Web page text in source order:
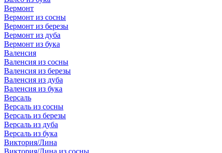
Вермонт
Вермонт из сосны
Вермонт из березы
Вермонт из дуба
Вермонт из бука
Валенсия
Валенсия из сосны
Валенсия из березы
Валенсия из дуба
Валенсия из бука
Версаль
Версаль из сосны
Версаль из березы
Версаль из дуба
Версаль из бука
Виктория/Лина
Виктория/Лина из сосны